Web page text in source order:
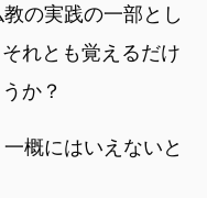
の実践の一部とし
れとも覚えるだけ
か？
概にはいえないと